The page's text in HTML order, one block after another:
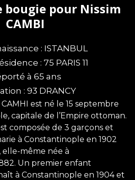
bougie pour Nissim
CAMBI
: ISTANBUL
: 75 PARIS 11
à 65 ans
: 93 DRANCY
CAMHI est né le 15 septembre
capitale de l’Empire ottoman.
composée de 3 garçons et
à Constantinople en 1902
elle-même née à
Un premier enfant
à Constantinople en 1904 et